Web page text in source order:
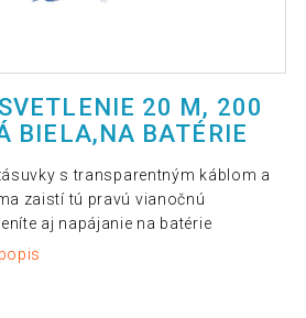
20 M, 200
BIELA,NA BATÉRIE
s transparentným káblom a
zaistí tú pravú vianočnú
aj napájanie na batérie